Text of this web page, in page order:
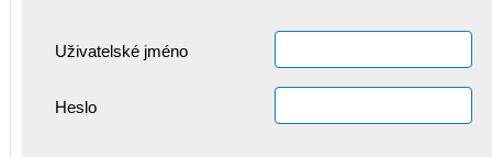
Uživatelské jméno
Heslo